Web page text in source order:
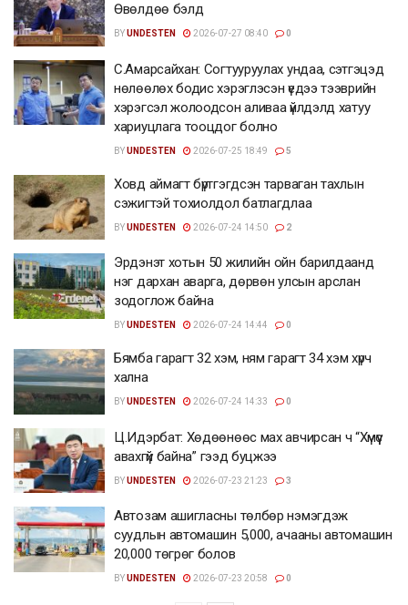
Өвөлдөө бэлд
BYUNDESTEN 2026-07-27 08:40 0
С.Амарсайхан: Согтууруулах ундаа, сэтгэцэд
нөлөөлөх бодис хэрэглэсэн үедээ тээврийн
хэрэгсэл жолоодсон аливаа үйлдэлд хатуу
хариуцлага тооцдог болно
BYUNDESTEN 2026-07-25 18:49 5
Ховд аймагт бүртгэгдсэн тарваган тахлын
сэжигтэй тохиолдол батлагдлаа
BYUNDESTEN 2026-07-24 14:50 2
Эрдэнэт хотын 50 жилийн ойн барилдаанд
нэг дархан аварга, дөрвөн улсын арслан
зодоглож байна
BYUNDESTEN 2026-07-24 14:44 0
Бямба гарагт 32 хэм, ням гарагт 34 хэм хүрч
хална
BYUNDESTEN 2026-07-24 14:33 0
Ц.Идэрбат: Хөдөөнөөс мах авчирсан ч “Хүмүүс
авахгүй байна” гээд буцжээ
BYUNDESTEN 2026-07-23 21:23 3
Автозам ашигласны төлбөр нэмэгдэж
суудлын автомашин 5,000, ачааны автомашин
20,000 төгрөг болов
BYUNDESTEN 2026-07-23 20:58 0